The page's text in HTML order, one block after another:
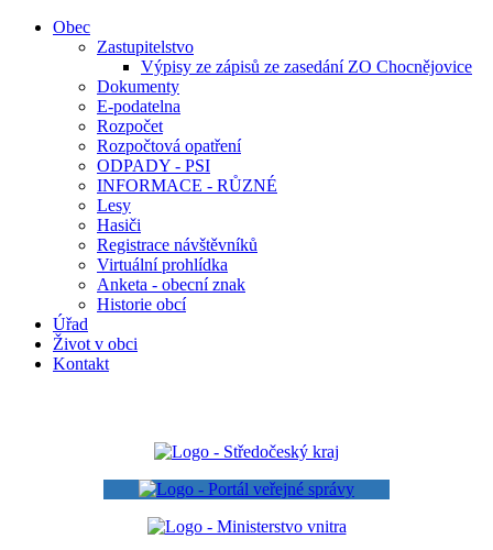
Obec
Zastupitelstvo
Výpisy ze zápisů ze zasedání ZO Chocnějovice
Dokumenty
E-podatelna
Rozpočet
Rozpočtová opatření
ODPADY - PSI
INFORMACE - RŮZNÉ
Lesy
Hasiči
Registrace návštěvníků
Virtuální prohlídka
Anketa - obecní znak
Historie obcí
Úřad
Život v obci
Kontakt